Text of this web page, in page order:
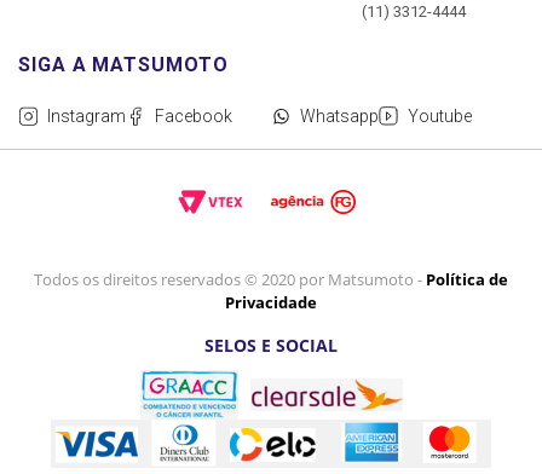
Instagram Facebook Whatsapp Youtube
(11) 3312-4444
SELOS E SOCIAL
Todos os direitos reservados © 2020 por Matsumoto - Política de
Privacidade